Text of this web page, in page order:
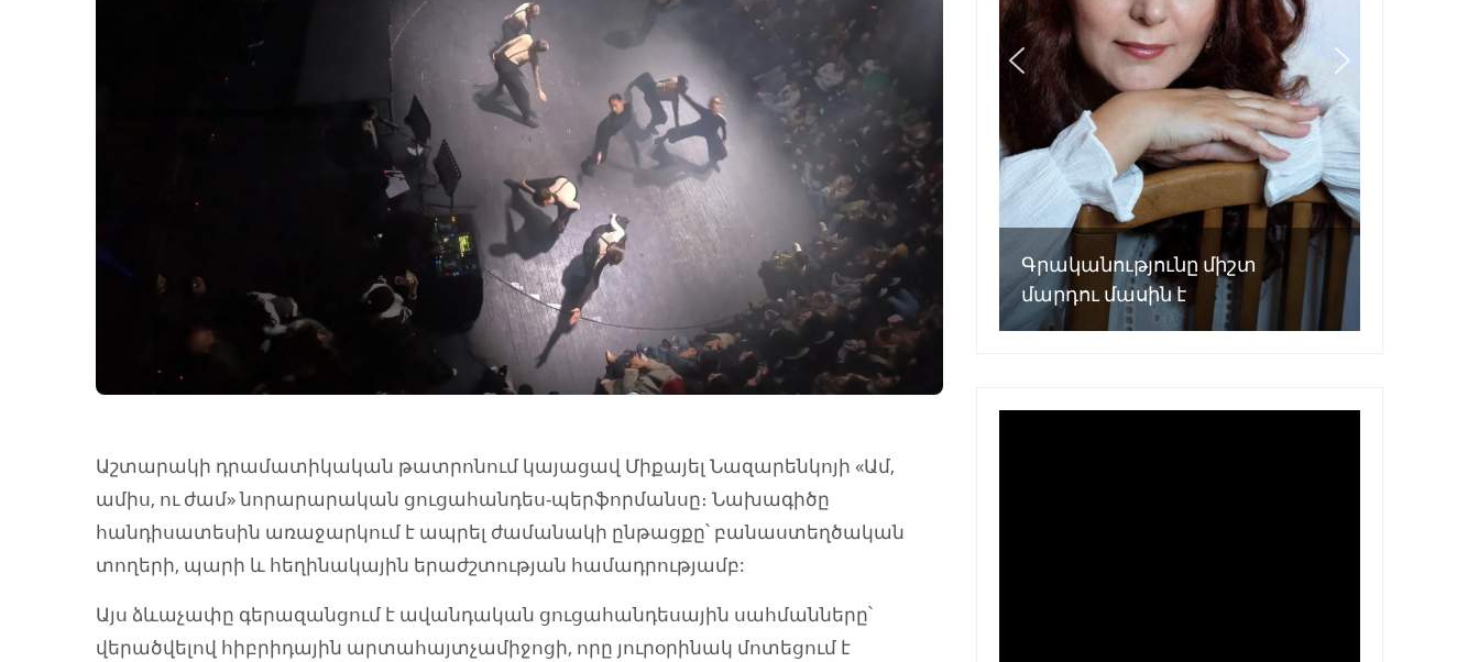
Աշտարակի դրամատիկական թատրոնում կայացավ Միքայել Նազարենկոյի «Ամ,
ամիս, ու ժամ» նորարարական ցուցահանդես-պերֆորմանսը։ Նախագիծը
հանդիսատեսին առաջարկում է ապրել ժամանակի ընթացքը՝ բանաստեղծական
տողերի, պարի և հեղինակային երաժշտության համադրությամբ:
Այս ձևաչափը գերազանցում է ավանդական ցուցահանդեսային սահմանները՝
վերածվելով հիբրիդային արտահայտչամիջոցի, որը յուրօրինակ մոտեցում է
Գրականությունը միշտ
մարդու մասին է